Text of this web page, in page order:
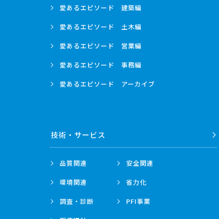
愛あるエピソード 建築編
愛あるエピソード 土木編
愛あるエピソード 営業編
愛あるエピソード 事務編
愛あるエピソード アーカイブ
技術・ サービス
品質関連 安全関連
環境関連 省力化
調査・診断 PFI事業